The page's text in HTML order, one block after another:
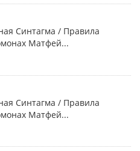
Синтагма / Правила
Матфей...
Синтагма / Правила
Матфей...